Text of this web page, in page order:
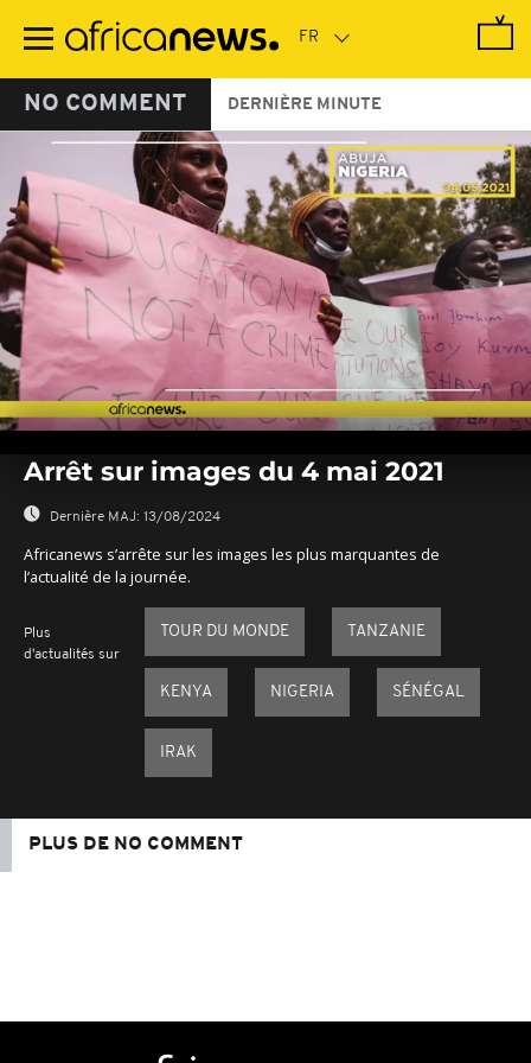
contenu
NO COMMENT DERNIÈRE MINUTE
seconds
seconds
Arrêt sur images du 4 mai 2021
Dernière MAJ: 13/08/2024
Africanews s’arrête sur les images les plus marquantes de
l’actualité de la journée.
Plus
d'actualités sur
TOUR DU MONDE TANZANIE
KENYA NIGERIA SÉNÉGAL
IRAK
PLUS DE NO COMMENT